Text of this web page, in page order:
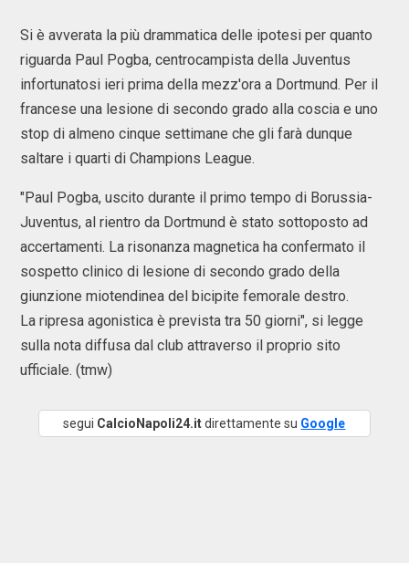
Si è avverata la più drammatica delle ipotesi per quanto
riguarda Paul Pogba, centrocampista della Juventus
infortunatosi ieri prima della mezz'ora a Dortmund. Per il
francese una lesione di secondo grado alla coscia e uno
stop di almeno cinque settimane che gli farà dunque
saltare i quarti di Champions League.
"Paul Pogba, uscito durante il primo tempo di Borussia-
Juventus, al rientro da Dortmund è stato sottoposto ad
accertamenti. La risonanza magnetica ha confermato il
sospetto clinico di lesione di secondo grado della
giunzione miotendinea del bicipite femorale destro.
La ripresa agonistica è prevista tra 50 giorni", si legge
sulla nota diffusa dal club attraverso il proprio sito
ufficiale. (tmw)
segui CalcioNapoli24.itdirettamente su Google